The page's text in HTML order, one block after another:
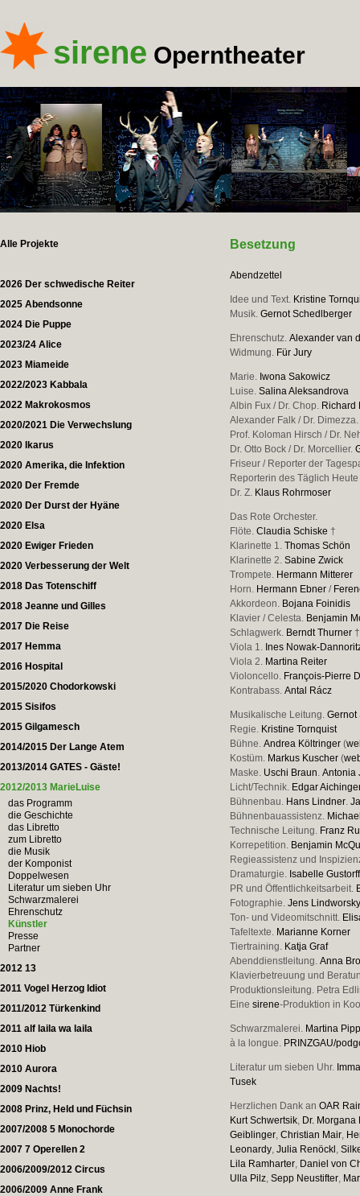
sirene Operntheater
Alle Projekte
2026 Der schwedische Reiter
2025 Abendsonne
2024 Die Puppe
2023/24 Alice
2023 Miameide
2022/2023 Kabbala
2022 Makrokosmos
2020/2021 Die Verwechslung
2020 Ikarus
2020 Amerika, die Infektion
2020 Der Fremde
2020 Der Durst der Hyäne
2020 Elsa
2020 Ewiger Frieden
2020 Verbesserung der Welt
2018 Das Totenschiff
2018 Jeanne und Gilles
2017 Die Reise
2017 Hemma
2016 Hospital
2015/2020 Chodorkowski
2015 Sisifos
2015 Gilgamesch
2014/2015 Der Lange Atem
2013/2014 GATES - Gäste!
2012/2013 MarieLuise
das Programm
die Geschichte
das Libretto
zum Libretto
die Musik
der Komponist
Doppelwesen
Literatur um sieben Uhr
Schwarzmalerei
Ehrenschutz
Künstler
Presse
Partner
2012 13
2011 Vogel Herzog Idiot
2011/2012 Türkenkind
2011 alf laila wa laila
2010 Hiob
2010 Aurora
2009 Nachts!
2008 Prinz, Held und Füchsin
2007/2008 5 Monochorde
2007 7 Operellen 2
2006/2009/2012 Circus
2006/2009 Anne Frank
Besetzung
Abendzettel
Idee und Text. Kristine
Musik.Gernot Schedlberger
Ehrenschutz.Alexander van
Widmung. Für Jury
Marie. Iwona Sakowicz
Luise.Salina Aleksandrova
Albin Fux / Dr. Chop. Richard
Alexander Falk / Dr.
Prof. Koloman Hirsch / Dr.
Dr. Otto Bock / Dr. Morcellier.
Friseur / Reporter der
Reporterin des Täglich
Dr. Z. Klaus Rohrmoser
Das Rote Orchester.
Flöte.Claudia Schiske †
Klarinette 1.Thomas Schön
Klarinette 2.Sabine Zwick
Trompete. Hermann Mitterer
Horn. Hermann Ebner /
Akkordeon. Bojana Foinidis
Klavier / Celesta. Benjamin
Schlagwerk. Berndt Thurner †
Viola 1. Ines Nowak-
Viola 2. Martina Reiter
Violoncello. François-Pierre
Kontrabass.Antal Rácz
Musikalische Leitung.Gernot
Regie. Kristine Tornquist
Bühne.Andrea Költringer (
Kostüm. Markus Kuscher (
Maske. Uschi Braun.Antonia
Licht/Technik. Edgar
Bühnenbau. Hans Lindner.
Bühnenbauassistenz.
Technische Leitung. Franz
Korrepetition. Benjamin
Regieassistenz und
Dramaturgie. Isabelle Gustorff
PR und Öffentlichkeitsarbeit.
Fotographie.Jens
Ton- und Videomitschnitt.
Tafeltexte. Marianne Korner
Tiertraining. Katja Graf
Abenddienstleitung.Anna
Klavierbetreuung und
Produktionsleitung. Petra
Einesirene-Produktion in
Schwarzmalerei. Martina
à la longue. PRINZGAU/
Literatur um sieben Uhr.
Tusek
Herzlichen Dank anOAR
Kurt Schwertsik, Dr. Morgana
Geiblinger,Christian Mair,
Leonardy,Julia Renöckl ,
Lila Ramharter, Daniel von
Ulla Pilz,Sepp Neustifter,